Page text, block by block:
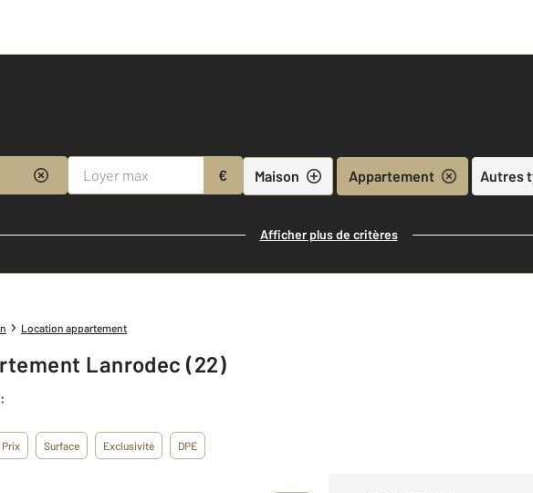
€ Maison Appartement Autres
Afficher plus de critères
Location appartement
Lanrodec (22)
Prix Surface Exclusivité DPE